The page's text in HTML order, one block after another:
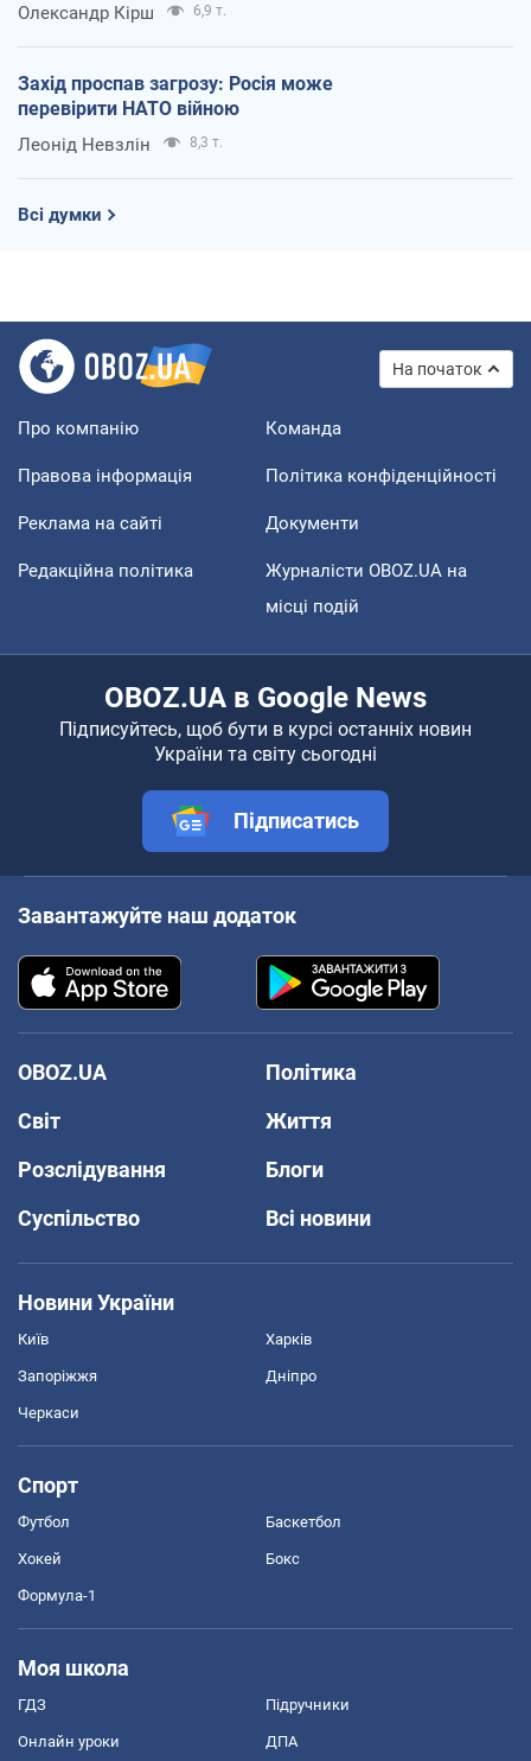
Олександр Кірш 6,9 т.
Захід проспав загрозу: Росія може
перевірити НАТО війною
Леонід Невзлін 8,3 т.
Всі думки
На початок
Про компанію Команда
Правова інформація Політика конфіденційності
Реклама на сайті Документи
Редакційна політика
Журналісти OBOZ.UA на
місці подій
OBOZ.UA в Google News
Підписуйтесь, щоб бути в курсі останніх новин
України та світу сьогодні
Підписатись
Завантажуйте наш додаток
OBOZ.UA
Політика
Світ
Життя
Розслідування
Блоги
Суспільство
Всі новини
Новини України
Київ Харків
Запоріжжя Дніпро
Черкаси
Спорт
Футбол Баскетбол
Хокей Бокс
Формула-1
Моя школа
ГДЗ Підручники
Онлайн уроки ДПА